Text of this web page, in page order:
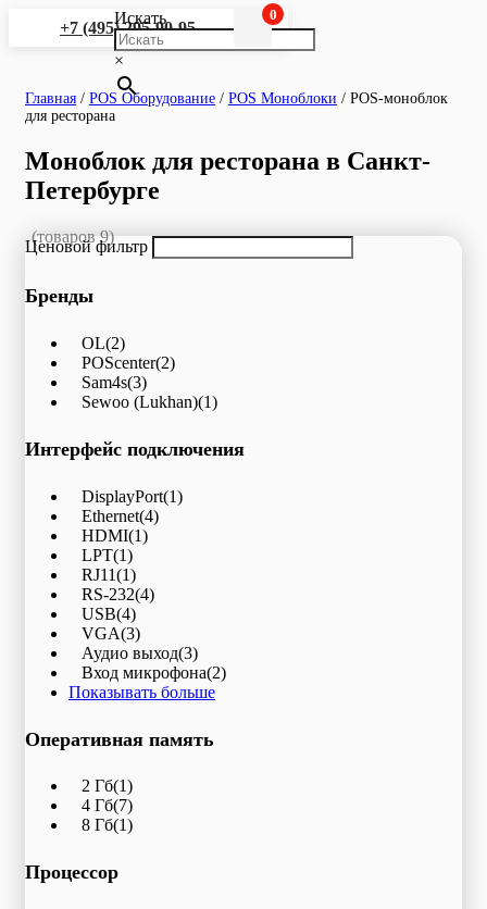
+7 (495) 295-90-95
Искать
×
0
Главная / POS Оборудование / POS Моноблоки / POS-моноблок
для ресторана
Моноблок для ресторана в Санкт-
Петербурге
(товаров 9)
Ценовой фильтр
Бренды
OL(2)
POScenter(2)
Sam4s(3)
Sewoo (Lukhan)(1)
Интерфейс подключения
DisplayPort(1)
Ethernet(4)
HDMI(1)
LPT(1)
RJ11(1)
RS-232(4)
USB(4)
VGA(3)
Аудио выход(3)
Вход микрофона(2)
Показывать больше
Оперативная память
2 Гб(1)
4 Гб(7)
8 Гб(1)
Процессор